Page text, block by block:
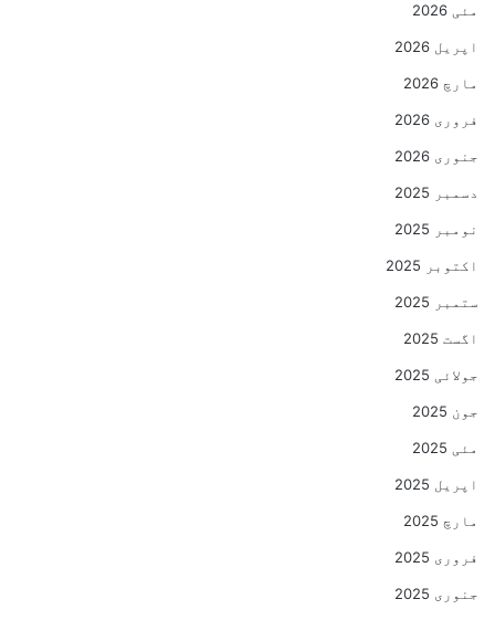
مئی 2026
اپریل 2026
مارچ 2026
فروری 2026
جنوری 2026
دسمبر 2025
نومبر 2025
اکتوبر 2025
ستمبر 2025
اگست 2025
جولائی 2025
جون 2025
مئی 2025
اپریل 2025
مارچ 2025
فروری 2025
جنوری 2025